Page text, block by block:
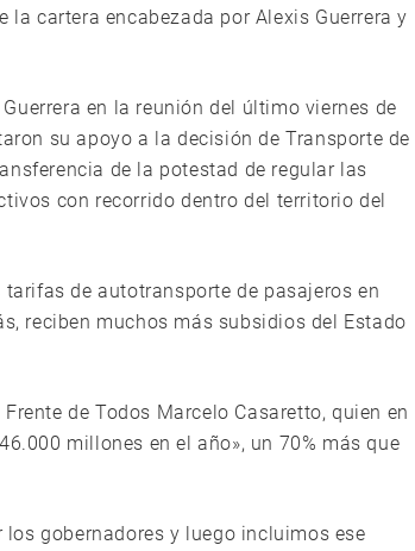
cartera encabezada por Alexis Guerrera y
en la reunión del último viernes de
su apoyo a la decisión de Transporte de
de la potestad de regular las
con recorrido dentro del territorio del
de autotransporte de pasajeros en
reciben muchos más subsidios del Estado
de Todos Marcelo Casaretto, quien en
millones en el año», un 70% más que
gobernadores y luego incluimos ese